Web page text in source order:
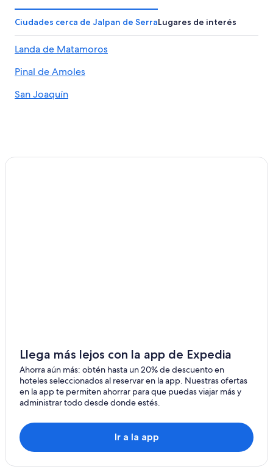
Cabañas en Landa de Matamoros
Hoteles en Landa de Matamoros
Cabañas en Peñamiller
Hoteles baratos en Peñamiller
Hoteles 3 estrellas en Tancoyol
Hoteles 3 estrellas en Pinal de Amoles
Hoteles 5 estrellas en Pinal de Amoles
Cabañas en Pinal de Amoles
Hoteles de Mision en Pinal de Amoles
Hoteles en Pinal de Amoles
Hoteles cerca de Misión San Miguel Conca
Ciudades cerca de Jalpan de SerraLugares de interés
Landa de Matamoros
Pinal de Amoles
San Joaquín
Llega más lejos con la app de Expedia
Ahorra aún más: obtén hasta un 20% de descuento en
hoteles seleccionados al reservar en la app. Nuestras ofertas
en la app te permiten ahorrar para que puedas viajar más y
administrar todo desde donde estés.
Ir a la app